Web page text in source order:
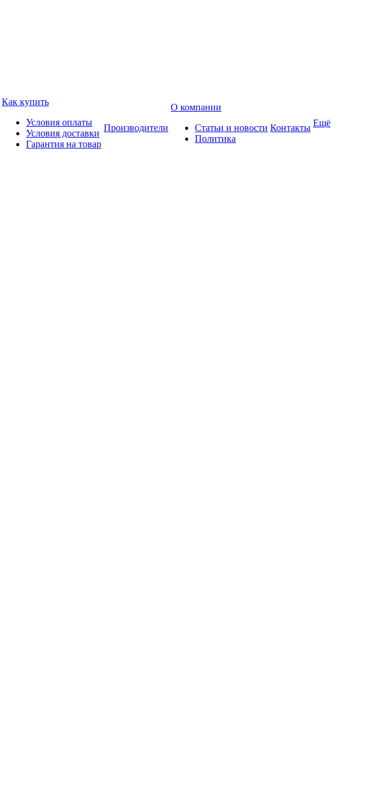
Как купить
Условия оплаты
Условия доставки
Гарантия на товар
Производители
О компании
Статьи и новости
Политика
Контакты Ещё